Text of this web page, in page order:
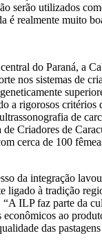
serão utilizados
é realmente muito
do Paraná, a
nos sistemas de
a rigorosos critérios
de
de Criadores de
cerca de 100
da integração
ligado à tradição
ILP faz parte da
econômicos ao
das